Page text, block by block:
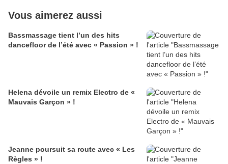
Vous aimerez aussi
Bassmassage tient l’un des hits
dancefloor de l’été avec « Passion » !
Helena dévoile un remix Electro de «
Mauvais Garçon » !
Jeanne poursuit sa route avec « Les
Règles » !